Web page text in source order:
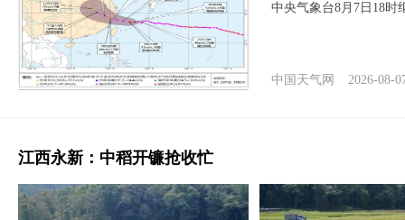
中央气象台8月7日18时
中国天气网 2026-08-
江西永新：中稻开镰抢收忙